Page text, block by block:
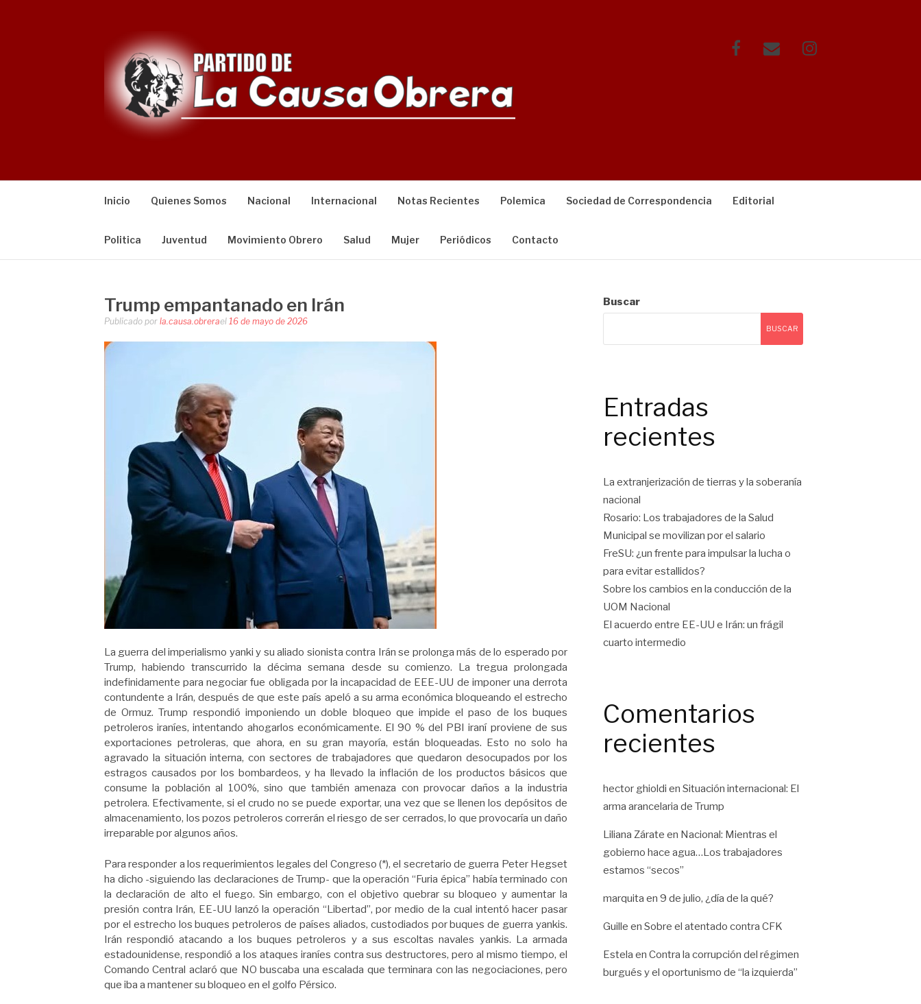
FacebookCorreo Instagram
Inicio Quienes Somos Nacional Internacional Notas Recientes Polemica Sociedad de Correspondencia Editorial
Politica Juventud Movimiento Obrero Salud Mujer Periódicos Contacto
Trump empantanado en Irán
Publicado por la.causa.obrerael 16 de mayo de 2026
La guerra del imperialismo yanki y su aliado sionista contra Irán se prolonga más de lo esperado por
Trump, habiendo transcurrido la décima semana desde su comienzo. La tregua prolongada
indefinidamente para negociar fue obligada por la incapacidad de EEE-UU de imponer una derrota
contundente a Irán, después de que este país apeló a su arma económica bloqueando el estrecho
de Ormuz. Trump respondió imponiendo un doble bloqueo que impide el paso de los buques
petroleros iraníes, intentando ahogarlos económicamente. El 90 % del PBI iraní proviene de sus
exportaciones petroleras, que ahora, en su gran mayoría, están bloqueadas. Esto no solo ha
agravado la situación interna, con sectores de trabajadores que quedaron desocupados por los
estragos causados por los bombardeos, y ha llevado la inflación de los productos básicos que
consume la población al 100%, sino que también amenaza con provocar daños a la industria
petrolera. Efectivamente, si el crudo no se puede exportar, una vez que se llenen los depósitos de
almacenamiento, los pozos petroleros correrán el riesgo de ser cerrados, lo que provocaría un daño
irreparable por algunos años.
Para responder a los requerimientos legales del Congreso (*), el secretario de guerra Peter Hegset
ha dicho -siguiendo las declaraciones de Trump- que la operación “Furia épica” había terminado con
la declaración de alto el fuego. Sin embargo, con el objetivo quebrar su bloqueo y aumentar la
presión contra Irán, EE-UU lanzó la operación “Libertad”, por medio de la cual intentó hacer pasar
por el estrecho los buques petroleros de países aliados, custodiados por buques de guerra yankis.
Irán respondió atacando a los buques petroleros y a sus escoltas navales yankis. La armada
estadounidense, respondió a los ataques iraníes contra sus destructores, pero al mismo tiempo, el
Comando Central aclaró que NO buscaba una escalada que terminara con las negociaciones, pero
que iba a mantener su bloqueo en el golfo Pérsico.
Buscar
BUSCAR
Entradas
recientes
La extranjerización de tierras y la soberanía
nacional
Rosario: Los trabajadores de la Salud
Municipal se movilizan por el salario
FreSU: ¿un frente para impulsar la lucha o
para evitar estallidos?
Sobre los cambios en la conducción de la
UOM Nacional
El acuerdo entre EE-UU e Irán: un frágil
cuarto intermedio
Comentarios
recientes
hector ghioldi en Situación internacional: El
arma arancelaria de Trump
Liliana Zárate en Nacional: Mientras el
gobierno hace agua…Los trabajadores
estamos “secos”
marquita en 9 de julio, ¿día de la qué?
Guille en Sobre el atentado contra CFK
Estela en Contra la corrupción del régimen
burgués y el oportunismo de “la izquierda”